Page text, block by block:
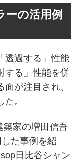
ーの活用例
透過する」性能
する」性能を併
が注目され、
。
築家の増田信吾
た事例を紹
日比谷シャン